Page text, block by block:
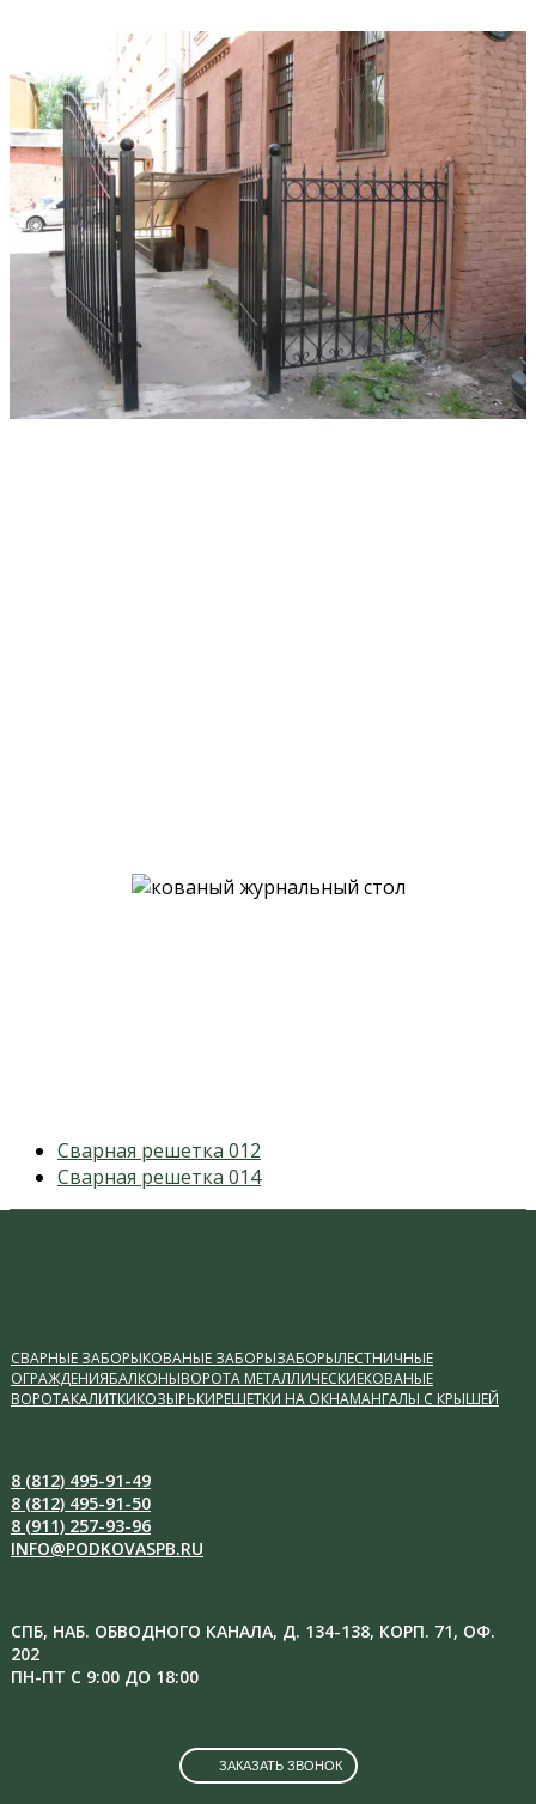
previous
post:
Сварная решетка 012
next
Сварная решетка 014
СВАРНЫЕ ЗАБОРЫКОВАНЫЕ ЗАБОРЫЗАБОРЫЛЕСТНИЧНЫЕ
ОГРАЖДЕНИЯБАЛКОНЫВОРОТА МЕТАЛЛИЧЕСКИЕКОВАНЫЕ
ВОРОТАКАЛИТКИКОЗЫРЬКИРЕШЕТКИ НА ОКНАМАНГАЛЫ С КРЫШЕЙ
8 (812) 495-91-49
8 (812) 495-91-50
8 (911) 257-93-96
INFO@PODKOVASPB.RU
СПБ, НАБ. ОБВОДНОГО КАНАЛА, Д. 134-138, КОРП. 71, ОФ.
202
ПН-ПТ С 9:00 ДО 18:00
ЗАКАЗАТЬ ЗВОНОК